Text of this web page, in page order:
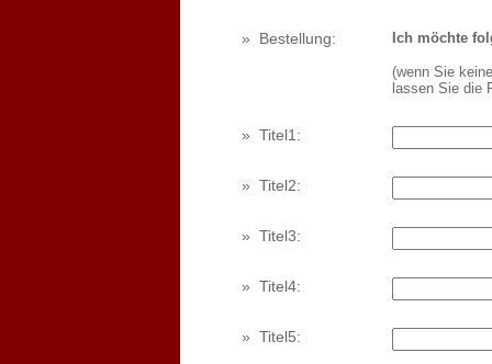
» Bestellung: Ich möchte
(wenn Sie
lassen Sie die
» Titel1:
» Titel2:
» Titel3:
» Titel4:
» Titel5: